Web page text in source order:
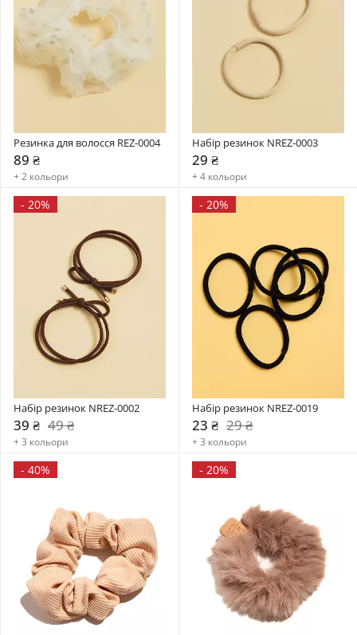
Резинка для волосся REZ-0004
89 ₴
+ 2 кольори
Набір резинок NREZ-0003
29 ₴
+ 4 кольори
- 20%
Набір резинок NREZ-0002
39 ₴ 49 ₴
+ 3 кольори
- 20%
Набір резинок NREZ-0019
23 ₴ 29 ₴
+ 3 кольори
- 40% - 20%